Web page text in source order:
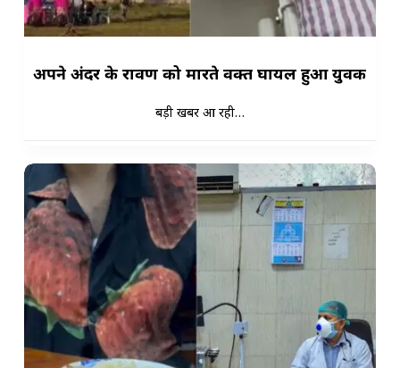
अपने अंदर के रावण को मारते वक्त घायल हुआ युवक
बड़ी खबर आ रही…